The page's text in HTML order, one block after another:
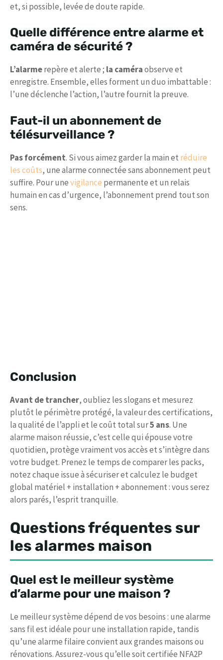
et, si possible, levée de doute rapide.
Quelle différence entre alarme et
caméra de sécurité ?
L’alarmerepère et alerte ; la caméraobserve et
enregistre. Ensemble, elles forment un duo imbattable :
l’une déclenche l’action, l’autre fournit la preuve.
Faut-il un abonnement de
télésurveillance ?
Pas forcément. Si vous aimez garder la main et réduire
les coûts, une alarme connectée sans abonnement peut
suffire. Pour unevigilance permanente et un relais
humain en cas d’urgence, l’abonnement prend tout son
sens.
Conclusion
Avant de trancher, oubliez les slogans et mesurez
plutôt le périmètre protégé, la valeur des certifications,
la qualité de l’appli et le coût total sur5 ans. Une
alarme maison réussie, c’est celle qui épouse votre
quotidien, protège vraiment vos accès et s’intègre dans
votre budget. Prenez le temps de comparer les packs,
notez chaque issue à sécuriser et calculez le budget
global matériel + installation + abonnement : vous serez
alors parés, l’esprit tranquille.
Questions fréquentes sur
les alarmes maison
Quel est le meilleur système
d’alarme pour une maison ?
Le meilleur système dépend de vos besoins : une alarme
sans fil est idéale pour une installation rapide, tandis
qu’une alarme filaire convient aux grandes maisons ou
rénovations. Assurez-vous qu’elle soit certifiée NFA2P